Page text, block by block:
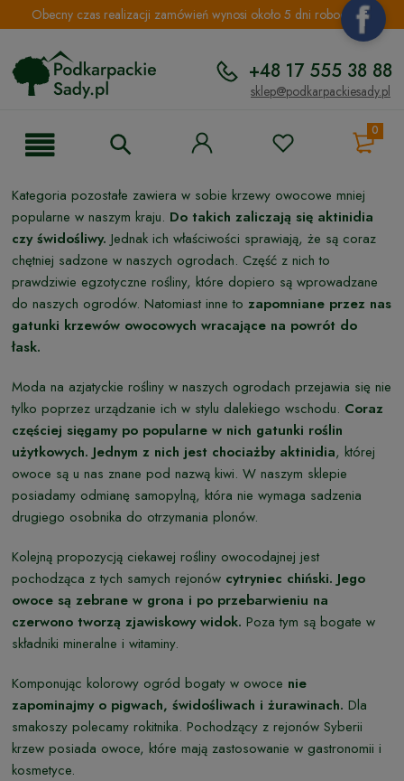
Obecny czas realizacji zamówień wynosi około 5 dni roboczych.
+48 17 555 38 88
sklep@podkarpackiesady.pl
0
Kategoria pozostałe zawiera w sobie krzewy owocowe mniej
popularne w naszym kraju. Do takich zaliczają się aktinidia
czy świdośliwy. Jednak ich właściwości sprawiają, że są coraz
chętniej sadzone w naszych ogrodach. Część z nich to
prawdziwie egzotyczne rośliny, które dopiero są wprowadzane
do naszych ogrodów. Natomiast inne to zapomniane przez nas
gatunki krzewów owocowych wracające na powrót do
łask.
Moda na azjatyckie rośliny w naszych ogrodach przejawia się nie
tylko poprzez urządzanie ich w stylu dalekiego wschodu. Coraz
częściej sięgamy po popularne w nich gatunki roślin
użytkowych. Jednym z nich jest chociażby aktinidia, której
owoce są u nas znane pod nazwą kiwi. W naszym sklepie
posiadamy odmianę samopylną, która nie wymaga sadzenia
drugiego osobnika do otrzymania plonów.
Kolejną propozycją ciekawej rośliny owocodajnej jest
pochodząca z tych samych rejonów cytryniec chiński. Jego
owoce są zebrane w grona i po przebarwieniu na
czerwono tworzą zjawiskowy widok. Poza tym są bogate w
składniki mineralne i witaminy.
Komponując kolorowy ogród bogaty w owoce nie
zapominajmy o pigwach, świdośliwach i żurawinach. Dla
smakoszy polecamy rokitnika. Pochodzący z rejonów Syberii
krzew posiada owoce, które mają zastosowanie w gastronomii i
kosmetyce.